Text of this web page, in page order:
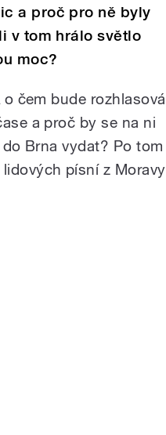
a proč pro ně byly
v tom hrálo světlo
moc?
čem bude rozhlasová
a proč by se na ni
Brna vydat? Po tom
písní z Moravy